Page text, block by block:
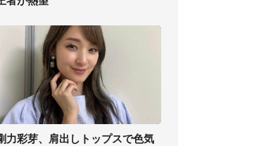
力彩芽、肩出しトップスで色気